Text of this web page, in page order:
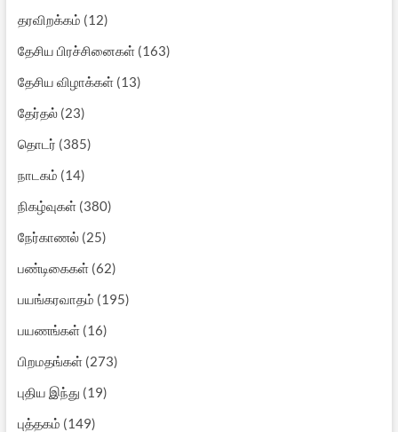
தரவிறக்கம் (12)
தேசிய பிரச்சினைகள்(163)
தேசிய விழாக்கள்(13)
தேர்தல்(23)
தொடர் (385)
நாடகம் (14)
நிகழ்வுகள்(380)
நேர்காணல்(25)
பண்டிகைகள்(62)
பயங்கரவாதம் (195)
பயணங்கள்(16)
பிறமதங்கள்(273)
புதிய இந்து (19)
புத்தகம் (149)